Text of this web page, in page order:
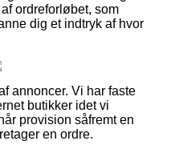
ordreforløbet, som
dig et indtryk af hvor
annoncer. Vi har faste
butikker idet vi
provision såfremt en
en ordre.